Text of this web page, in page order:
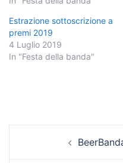
Estrazione sottoscrizione a
premi 2019
4 Luglio 2019
In "Festa della banda"